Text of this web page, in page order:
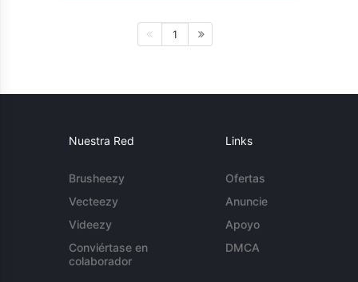
1
Nuestra Red
Brusheezy
Vecteezy
Videezy
Conviértase en
colaborador
Links
Ofertas
Anuncie
Apoyo
DMCA